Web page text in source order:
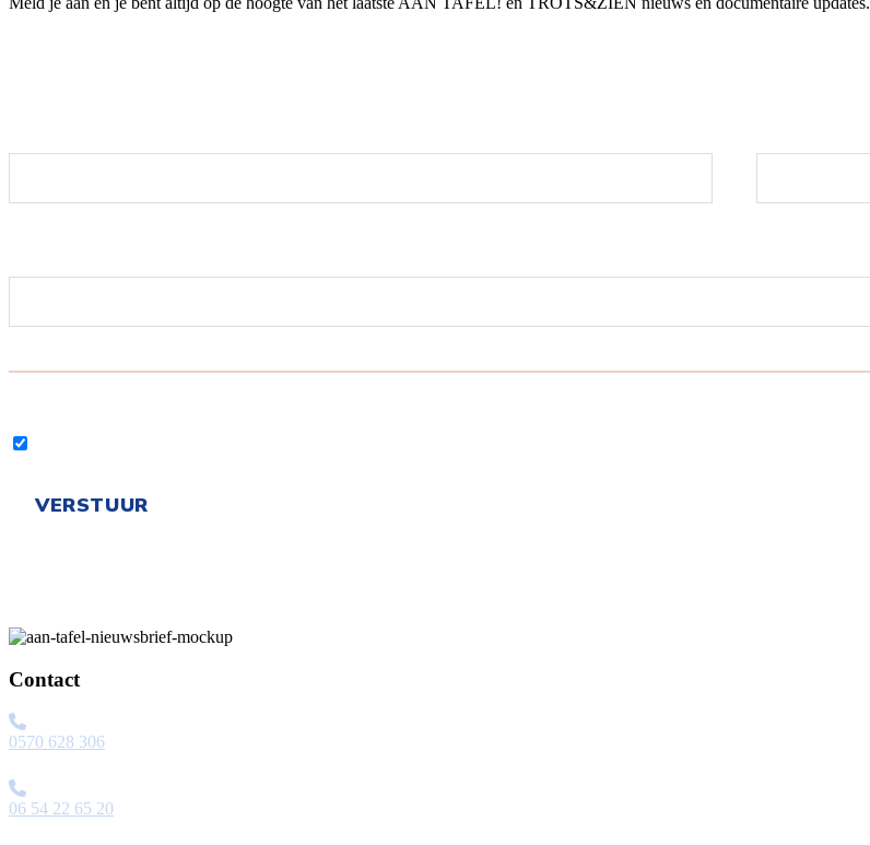
Contact
0570 628 306
06 54 22 65 20